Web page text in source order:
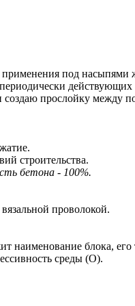
под насыпями
прослойку между
строительства.
бетона - 100%.
проволокой.
блока,
среды (О).